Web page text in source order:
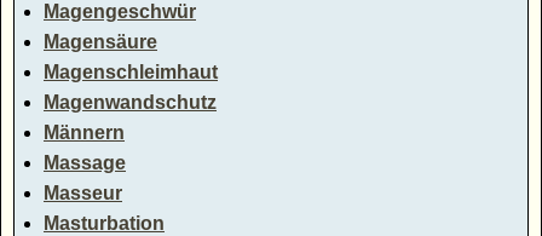
Magengeschwür
Magensäure
Magenschleimhaut
Magenwandschutz
Männern
Massage
Masseur
Masturbation